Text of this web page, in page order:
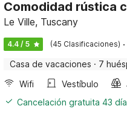
Comodidad rústica
Le Ville, Tuscany
4.4 / 5 (45 Clasificaciones) ·
Casa de vacaciones · 7
Wifi
Vestíbulo
Cancelación gratuita 43